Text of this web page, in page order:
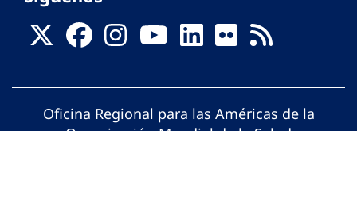
Oficina Regional para las Américas de la
Organización Mundial de la Salud